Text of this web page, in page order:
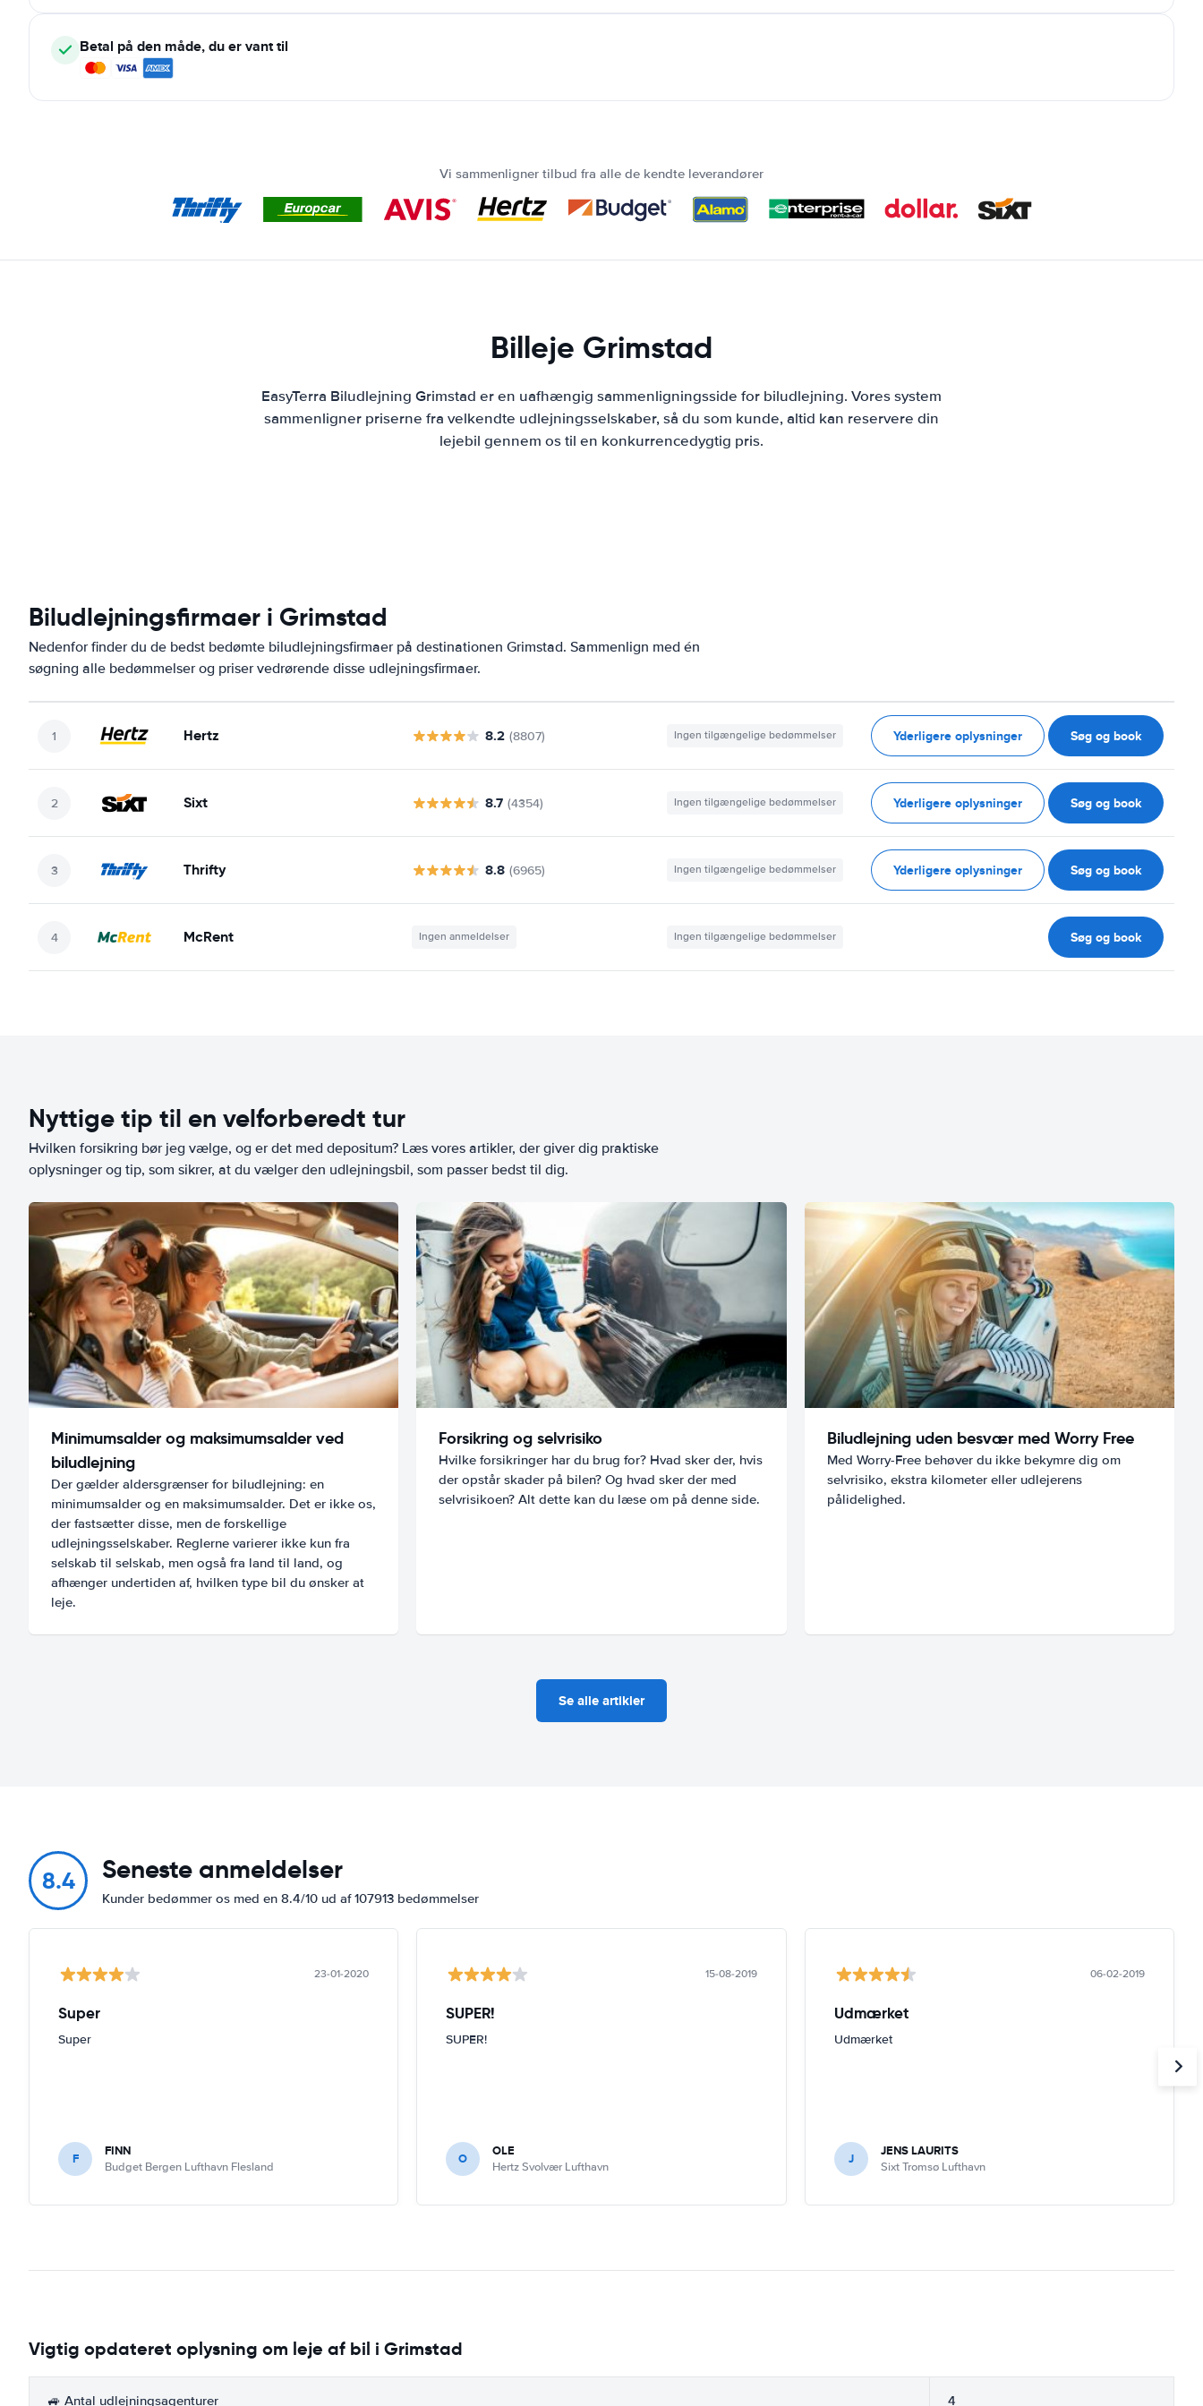
Betal på den måde, du er vant til
Vi sammenligner tilbud fra alle de kendte leverandører
Billeje Grimstad
EasyTerra Biludlejning Grimstad er en uafhængig sammenligningsside for biludlejning. Vores system
sammenligner priserne fra velkendte udlejningsselskaber, så du som kunde, altid kan reservere din
lejebil gennem os til en konkurrencedygtig pris.
Biludlejningsfirmaer i Grimstad
Nedenfor finder du de bedst bedømte biludlejningsfirmaer på destinationen Grimstad. Sammenlign med én
søgning alle bedømmelser og priser vedrørende disse udlejningsfirmaer.
Hertz 8.2 (8807) Ingen tilgængelige bedømmelser Yderligere oplysninger Søg og book
Sixt 8.7 (4354) Ingen tilgængelige bedømmelser Yderligere oplysninger Søg og book
Thrifty 8.8 (6965) Ingen tilgængelige bedømmelser Yderligere oplysninger Søg og book
McRent Ingen anmeldelser Ingen tilgængelige bedømmelser Søg og book
Nyttige tip til en velforberedt tur
Hvilken forsikring bør jeg vælge, og er det med depositum? Læs vores artikler, der giver dig praktiske
oplysninger og tip, som sikrer, at du vælger den udlejningsbil, som passer bedst til dig.
Minimumsalder og maksimumsalder ved
biludlejning
Der gælder aldersgrænser for biludlejning: en
minimumsalder og en maksimumsalder. Det er ikke os,
der fastsætter disse, men de forskellige
udlejningsselskaber. Reglerne varierer ikke kun fra
selskab til selskab, men også fra land til land, og
afhænger undertiden af, hvilken type bil du ønsker at
leje.
Forsikring og selvrisiko
Hvilke forsikringer har du brug for? Hvad sker der, hvis
der opstår skader på bilen? Og hvad sker der med
selvrisikoen? Alt dette kan du læse om på denne side.
Biludlejning uden besvær med Worry Free
Med Worry-Free behøver du ikke bekymre dig om
selvrisiko, ekstra kilometer eller udlejerens
pålidelighed.
Se alle artikler
8.4 Seneste anmeldelser
Kunder bedømmer os med en 8.4/10 ud af 107913 bedømmelser
23-01-2020
Super
Super
F FINN
Budget Bergen Lufthavn Flesland
15-08-2019
SUPER!
SUPER!
O OLE
Hertz Svolvær Lufthavn
06-02-2019
Udmærket
Udmærket
J JENS LAURITS
Sixt Tromsø Lufthavn
Vigtig opdateret oplysning om leje af bil i Grimstad
🚙 Antal udlejningsagenturer 4